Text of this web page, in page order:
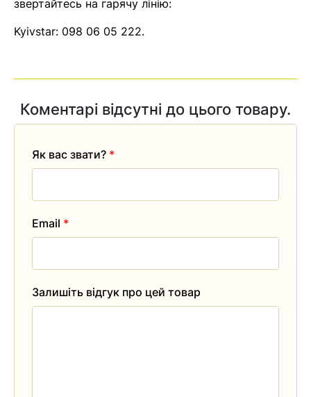
Contact form не
знайдена.
звертайтесь на гарячу лінію:
Kyivstar: 098 06 05 222.
Коментарі відсутні до цього товару.
Залишіть відгук про цей товар
Як вас звати? *
Email *